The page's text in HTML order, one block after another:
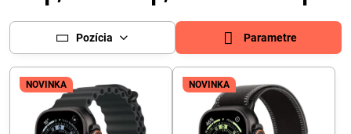
Pozícia Parametre
NOVINKA NOVINKA